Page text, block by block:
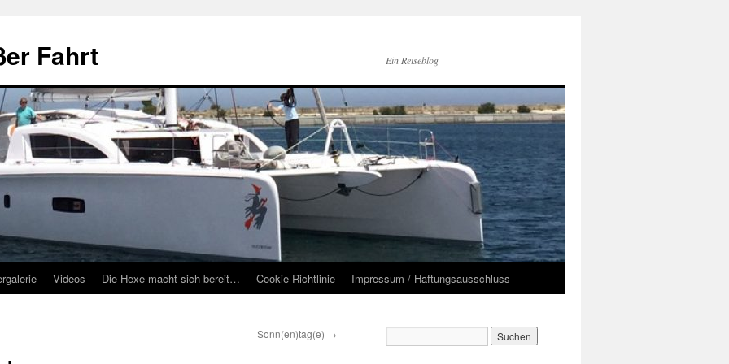
Fahrt Ein Reiseblog
Videos Die Hexe macht sich bereit… Cookie-Richtlinie Impressum / Haftungsausschluss
Sonn(en)tag(e) →